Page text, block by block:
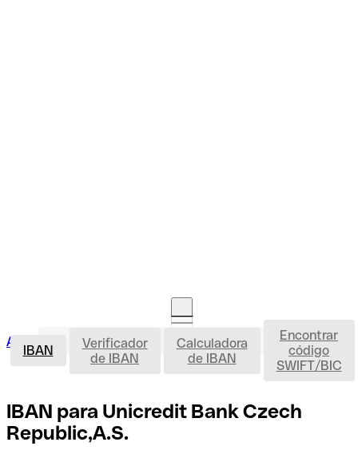
Acceso clientesAbrir cuenta IBAN
IBAN
Verificador
de IBAN
Calculadora
de IBAN
Encontrar
código
SWIFT/BIC
IBAN para Unicredit Bank Czech
Republic,A.S.